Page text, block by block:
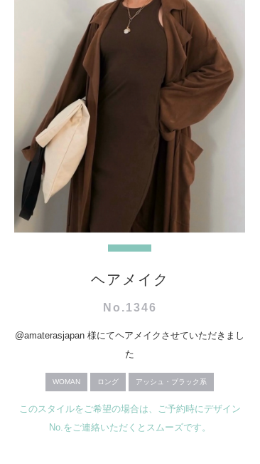
ヘアメイク
No.1346
@amaterasjapan 様にてヘアメイクさせていただきまし
た
WOMAN ロング アッシュ・ブラック系
このスタイルをご希望の場合は、ご予約時にデザイン
No.をご連絡いただくとスムーズです。